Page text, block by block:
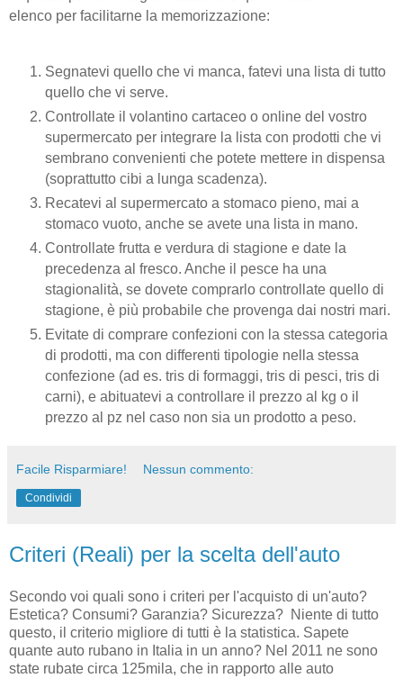
elenco per facilitarne la memorizzazione:
Segnatevi quello che vi manca, fatevi una lista di tutto
quello che vi serve.
Controllate il volantino cartaceo o online del vostro
supermercato per integrare la lista con prodotti che vi
sembrano convenienti che potete mettere in dispensa
(soprattutto cibi a lunga scadenza).
Recatevi al supermercato a stomaco pieno, mai a
stomaco vuoto, anche se avete una lista in mano.
Controllate frutta e verdura di stagione e date la
precedenza al fresco. Anche il pesce ha una
stagionalità, se dovete comprarlo controllate quello di
stagione, è più probabile che provenga dai nostri mari.
Evitate di comprare confezioni con la stessa categoria
di prodotti, ma con differenti tipologie nella stessa
confezione (ad es. tris di formaggi, tris di pesci, tris di
carni), e abituatevi a controllare il prezzo al kg o il
prezzo al pz nel caso non sia un prodotto a peso.
Facile Risparmiare! Nessun commento:
Condividi
Criteri (Reali) per la scelta dell'auto
Secondo voi quali sono i criteri per l'acquisto di un'auto?
Estetica? Consumi? Garanzia? Sicurezza? Niente di tutto
questo, il criterio migliore di tutti è la statistica. Sapete
quante auto rubano in Italia in un anno? Nel 2011 ne sono
state rubate circa 125mila, che in rapporto alle auto